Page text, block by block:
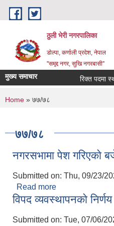
Skip to main content
ठुली भेरी नगरपालिका
डाेल्पा, कर्णाली प्रदेश, नेपाल
''समृद्द नगर, सुखि नगरबासी''
मुख्य समाचार रिक्त पदमा
You are here
Home » ७७/७८
७७/७८
नगरसभामा पेश गरिएकाे
Submitted on: Thu, 09/23/
Read more
विपद व्यवस्थापनकाे
Submitted on: Tue, 07/06/